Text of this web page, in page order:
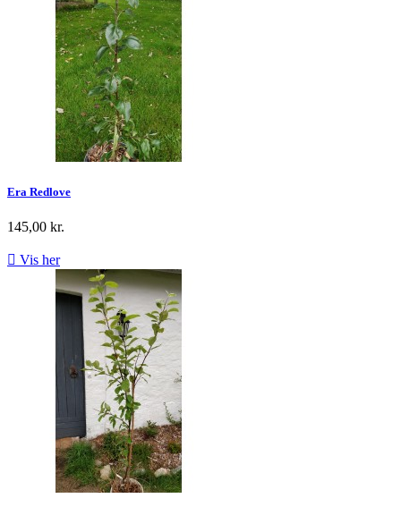
Era Redlove
145,00 kr.
 Vis her